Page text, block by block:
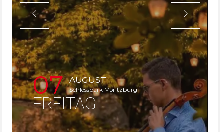
09 AUGUST
Dom St. Peter und Paul
SONNTAG